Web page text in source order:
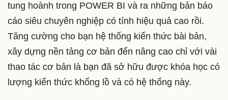
tung hoành trong POWER BI và ra những bản báo
cáo siêu chuyên nghiệp có tính hiệu quả cao rồi.
Tăng cường cho bạn hệ thống kiến thức bài bản,
xây dựng nền tảng cơ bản đến nâng cao chỉ với vài
thao tác cơ bản là bạn đã sở hữu được khóa học có
lượng kiến thức khổng lồ và có hệ thống này.